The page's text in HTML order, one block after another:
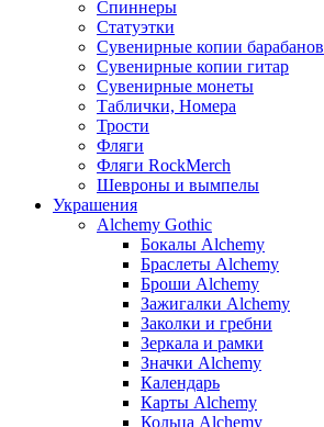
Спиннеры
Статуэтки
Сувенирные копии барабанов
Сувенирные копии гитар
Сувенирные монеты
Таблички, Номера
Трости
Фляги
Фляги RockMerch
Шевроны и вымпелы
Украшения
Alchemy Gothic
Бокалы Alchemy
Браслеты Alchemy
Броши Alchemy
Зажигалки Alchemy
Заколки и гребни
Зеркала и рамки
Значки Alchemy
Календарь
Карты Alchemy
Кольца Alchemy